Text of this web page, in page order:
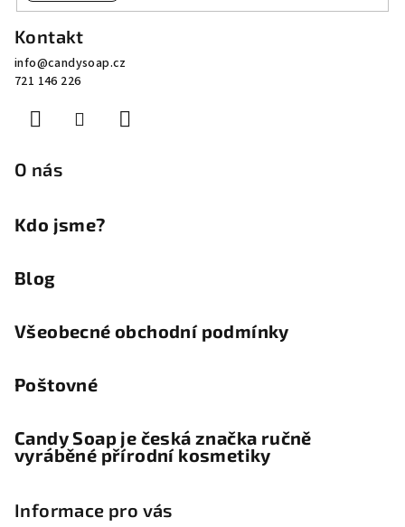
Kontakt
info@candysoap.cz
721 146 226
O nás
Kdo jsme?
Blog
Všeobecné obchodní podmínky
Poštovné
Candy Soap je česká značka ručně
vyráběné přírodní kosmetiky
Informace pro vás